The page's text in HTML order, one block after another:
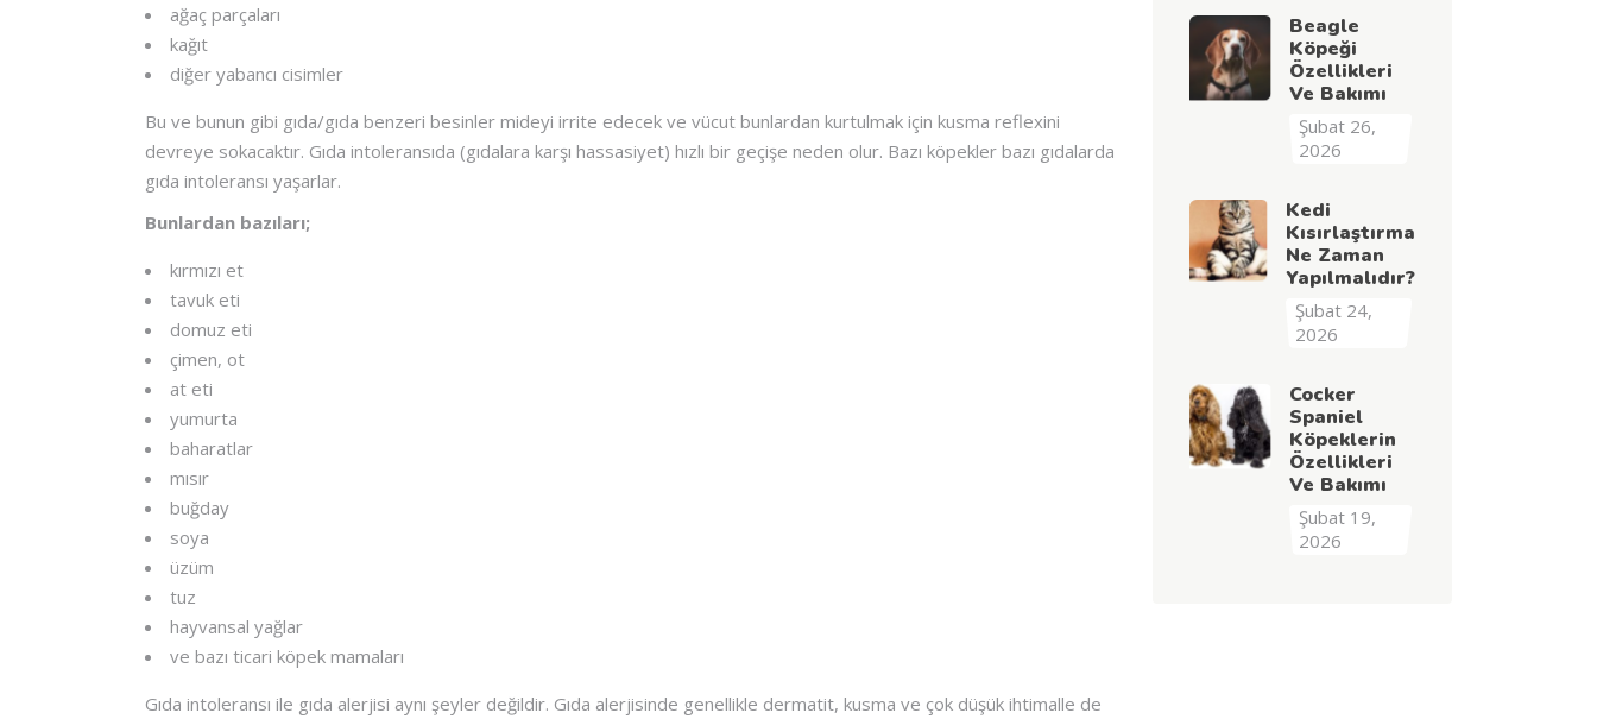
ağaç parçaları
kağıt
diğer yabancı cisimler
Bu ve bunun gibi gıda/gıda benzeri besinler mideyi irrite edecek ve vücut bunlardan kurtulmak için kusma reflexini
devreye sokacaktır. Gıda intoleransıda (gıdalara karşı hassasiyet) hızlı bir geçişe neden olur. Bazı köpekler bazı gıdalarda
gıda intoleransı yaşarlar.
Bunlardan bazıları;
kırmızı et
tavuk eti
domuz eti
çimen, ot
at eti
yumurta
baharatlar
mısır
buğday
soya
üzüm
tuz
hayvansal yağlar
ve bazı ticari köpek mamaları
Gıda intoleransı ile gıda alerjisi aynı şeyler değildir. Gıda alerjisinde genellikle dermatit, kusma ve çok düşük ihtimalle de
Beagle
Köpeği
Özellikleri
Ve Bakımı
Şubat 26,
2026
Kedi
Kısırlaştırma
Ne Zaman
Yapılmalıdır?
Şubat 24,
2026
Cocker
Spaniel
Köpeklerin
Özellikleri
Ve Bakımı
Şubat 19,
2026